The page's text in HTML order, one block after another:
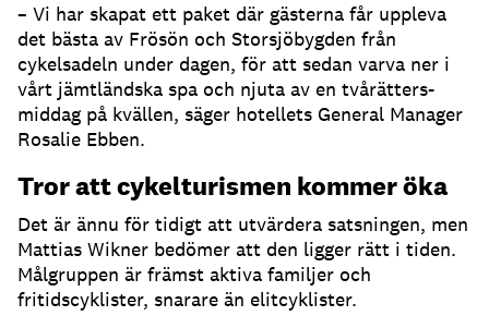
– Vi har skapat ett paket där gästerna får uppleva
det bästa av Frösön och Storsjöbygden från
cykelsadeln under dagen, för att sedan varva ner i
vårt jämtländska spa och njuta av en tvårätters-
middag på kvällen, säger hotellets General Manager
Rosalie Ebben.
Tror att cykelturismen kommer öka
Det är ännu för tidigt att utvärdera satsningen, men
Mattias Wikner bedömer att den ligger rätt i tiden.
Målgruppen är främst aktiva familjer och
fritidscyklister, snarare än elitcyklister.